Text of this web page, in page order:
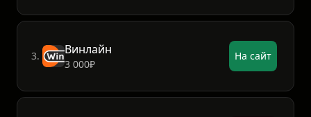
3. Винлайн
3 000₽
На сайт